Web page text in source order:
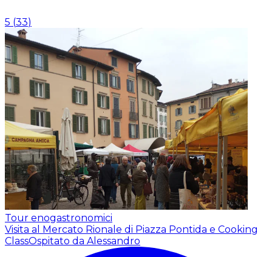
5 (33)
Tour enogastronomici
Visita al Mercato Rionale di Piazza Pontida e Cooking
ClassOspitato da Alessandro